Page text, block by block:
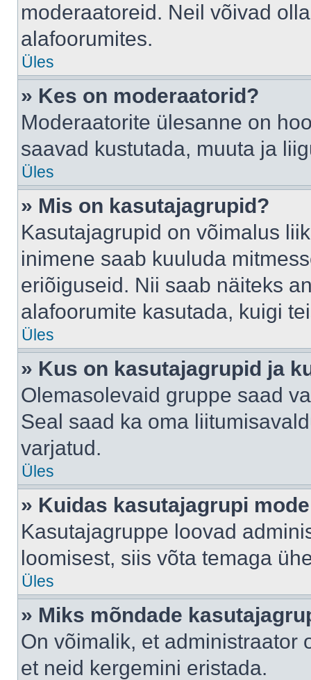
moderaatoreid. Neil võivad
alafoorumites.
Üles
» Kes on moderaatorid?
Moderaatorite ülesanne on
saavad kustutada, muuta ja
Üles
» Mis on kasutajagrupid?
Kasutajagrupid on võimalus
inimene saab kuuluda
eriõiguseid. Nii saab näiteks
alafoorumite kasutada, kuigi
Üles
» Kus on kasutajagrupid ja
Olemasolevaid gruppe saad
Seal saad ka oma
varjatud.
Üles
» Kuidas kasutajagrupi
Kasutajagruppe loovad
loomisest, siis võta temaga
Üles
» Miks mõndade
On võimalik, et administraator
et neid kergemini eristada.